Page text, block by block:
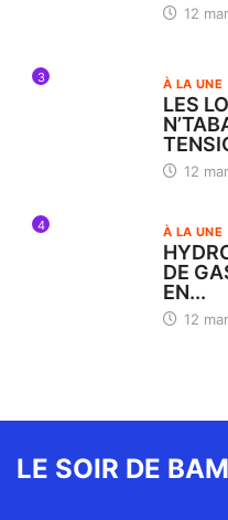
12
3 À LA UNE
LES
12
4 À LA UNE
DE
EN...
12
LE SOIR DE